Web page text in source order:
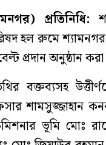
প্রতিনিধি:
হল রুমে
প্রদান অনুষ্ঠান
বক্তব্যসহ
শামসুজ্জাহান
ভূমি মোঃ